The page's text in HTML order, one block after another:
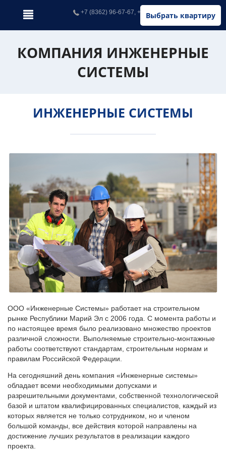
Выбрать квартиру
+7 (8362) 96-67-67, +7 (902) 326-67-67
КОМПАНИЯ ИНЖЕНЕРНЫЕ
СИСТЕМЫ
ИНЖЕНЕРНЫЕ СИСТЕМЫ
ООО «Инженерные Системы» работает на строительном
рынке Республики Марий Эл с 2006 года. С момента работы и
по настоящее время было реализовано множество проектов
различной сложности. Выполняемые строительно-монтажные
работы соответствуют стандартам, строительным нормам и
правилам Российской Федерации.
На сегодняшний день компания «Инженерные системы»
обладает всеми необходимыми допусками и
разрешительными документами, собственной технологической
базой и штатом квалифицированных специалистов, каждый из
которых является не только сотрудником, но и членом
большой команды, все действия которой направлены на
достижение лучших результатов в реализации каждого
проекта.